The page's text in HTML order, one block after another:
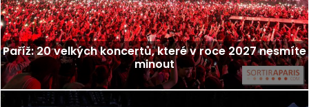
Paříž: 20 velkých koncertů, které v roce 2027 nesmíte
minout